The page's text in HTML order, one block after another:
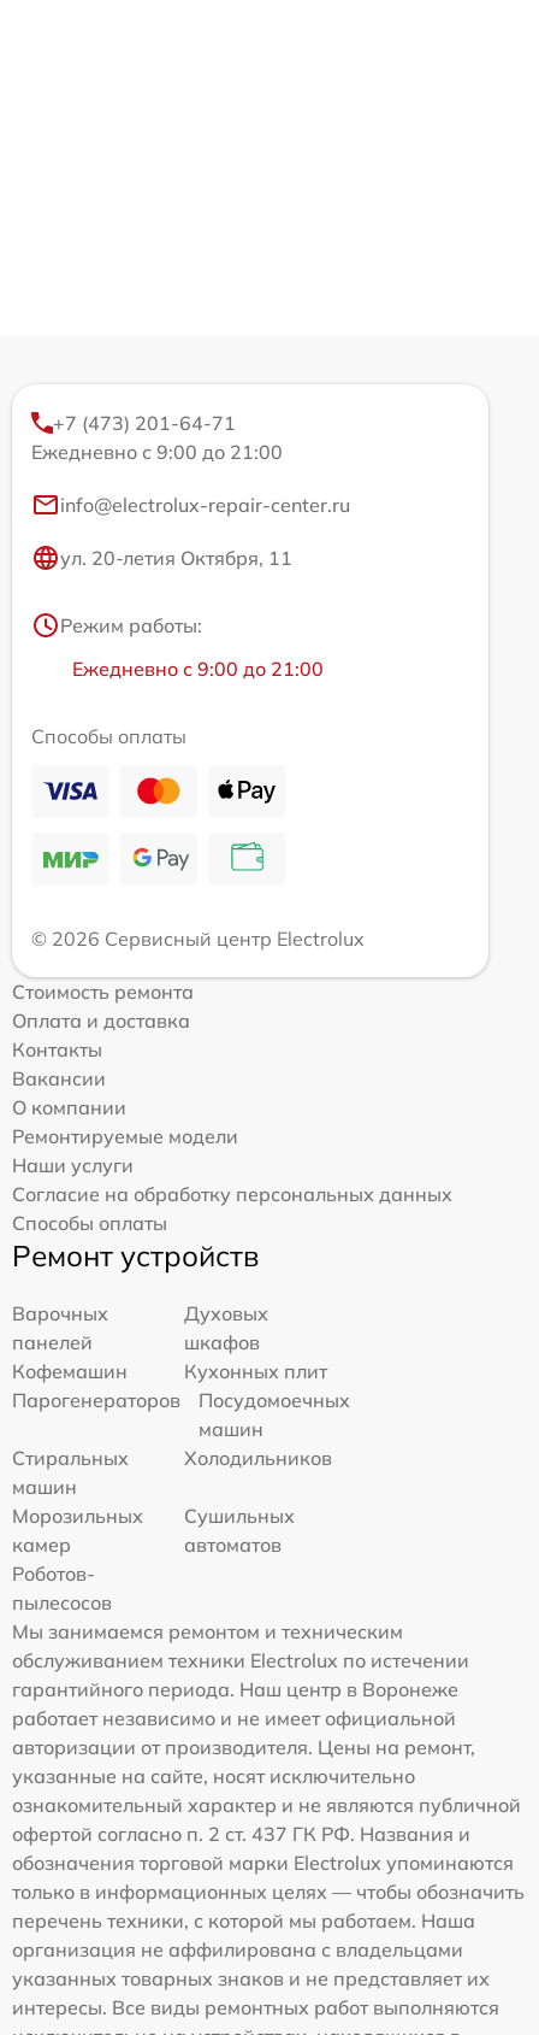
+7 (473) 201-64-71
Ежедневно с 9:00 до 21:00
info@electrolux-repair-center.ru
ул. 20-летия Октября, 11
Режим работы:
Ежедневно с 9:00 до 21:00
Способы оплаты
© 2026 Сервисный центр Electrolux
Стоимость ремонта
Оплата и доставка
Контакты
Вакансии
О компании
Ремонтируемые модели
Наши услуги
Согласие на обработку персональных данных
Способы оплаты
Ремонт устройств
Варочных
панелей
Духовых
шкафов
Кофемашин
Кухонных плит
Парогенераторов
Посудомоечных
машин
Стиральных
машин
Холодильников
Морозильных
камер
Сушильных
автоматов
Роботов-
пылесосов
Мы занимаемся ремонтом и техническим
обслуживанием техники Electrolux по истечении
гарантийного периода. Наш центр в Воронеже
работает независимо и не имеет официальной
авторизации от производителя. Цены на ремонт,
указанные на сайте, носят исключительно
ознакомительный характер и не являются публичной
офертой согласно п. 2 ст. 437 ГК РФ. Названия и
обозначения торговой марки Electrolux упоминаются
только в информационных целях — чтобы обозначить
перечень техники, с которой мы работаем. Наша
организация не аффилирована с владельцами
указанных товарных знаков и не представляет их
интересы. Все виды ремонтных работ выполняются